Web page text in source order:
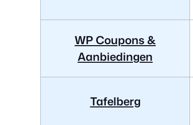
WP Coupons &
Aanbiedingen
Tafelberg